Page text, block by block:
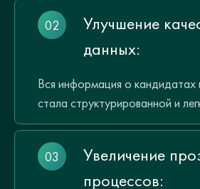
Улучшение
данных:
Вся информация о кандидатах
стала структурированной и
Увеличение
процессов: